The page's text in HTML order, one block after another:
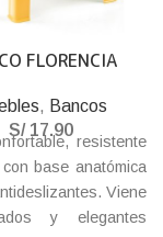
FLORENCIA
, Bancos
S/17.90
resistente
base anatómica
Viene
y elegantes